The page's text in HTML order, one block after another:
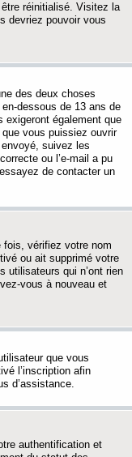
réinitialisé. Visitez la
devriez pouvoir vous
des deux choses
dessous de 13 ans de
exigeront également que
vous puissiez ouvrir
suivez les
ou l’e-mail a pu
de contacter un
fois, vérifiez votre nom
ou ait supprimé votre
utilisateurs qui n’ont rien
vous à nouveau et
que vous
l’inscription afin
d’assistance.
authentification et